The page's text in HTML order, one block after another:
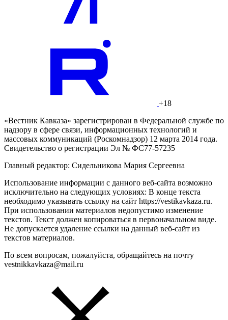
+18
«Вестник Кавказа» зарегистрирован в Федеральной службе по
надзору в сфере связи, информационных технологий и
массовых коммуникаций (Роскомнадзор) 12 марта 2014 года.
Свидетельство о регистрации Эл № ФС77-57235
Главный редактор: Сидельникова Мария Сергеевна
Использование информации с данного веб-сайта возможно
исключительно на следующих условиях: В конце текста
необходимо указывать ссылку на сайт https://vestikavkaza.ru.
При использовании материалов недопустимо изменение
текстов. Текст должен копироваться в первоначальном виде.
Не допускается удаление ссылки на данный веб-сайт из
текстов материалов.
По всем вопросам, пожалуйста, обращайтесь на почту
vestnikkavkaza@mail.ru